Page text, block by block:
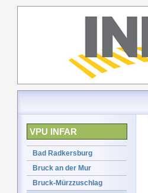
VPU INFAR
Bad Radkersburg
Bruck an der Mur
Bruck-Mürzzuschlag